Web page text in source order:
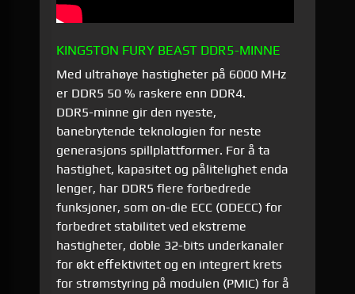
KINGSTON FURY BEAST DDR5-MINNE
Med ultrahøye hastigheter på 6000 MHz
er DDR5 50 % raskere enn DDR4.
DDR5-minne gir den nyeste,
banebrytende teknologien for neste
generasjons spillplattformer. For å ta
hastighet, kapasitet og pålitelighet enda
lenger, har DDR5 flere forbedrede
funksjoner, som on-die ECC (ODECC) for
forbedret stabilitet ved ekstreme
hastigheter, doble 32-bits underkanaler
for økt effektivitet og en integrert krets
for strømstyring på modulen (PMIC) for å